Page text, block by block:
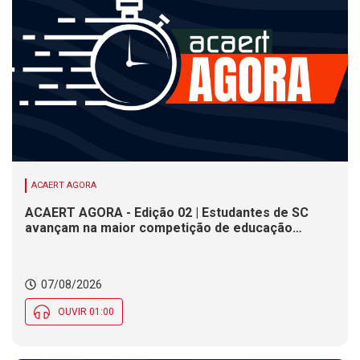
ACAERT AGORA
ACAERT AGORA - Edição 02 | Estudantes de SC
avançam na maior competição de educação
Social nesta sexta (7)
07/08/2026
OUVIR 01:00